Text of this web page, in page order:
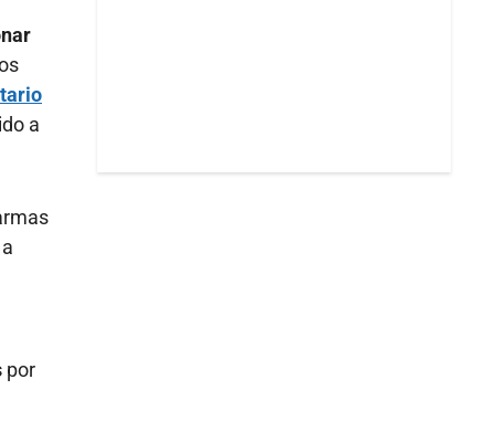
a
por